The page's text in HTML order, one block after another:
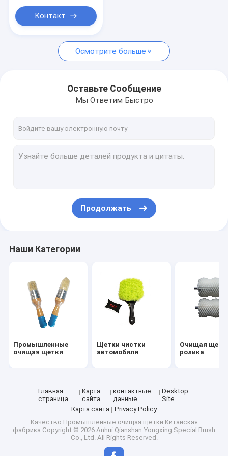
уборкиКонтакт
Осмотрите больше
Оставьте Сообщение
Мы Ответим Быстро
Продолжать
Наши Категории
Промышленные
очищая щетки
Щетки чистки
автомобиля
Очищая
ролика
Главная
страница
Карта
сайта
контактные
данные
Desktop
Site
Карта сайта
Privacy Policy
Качество Промышленные очищая щетки Китайская
фабрика.Copyright © 2026 Anhui Qianshan Yongxing Special Brush
Co., Ltd. All Rights Reserved.